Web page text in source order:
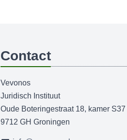
Contact
Vevonos
Juridisch Instituut
Oude Boteringestraat 18, kamer S37
9712 GH Groningen